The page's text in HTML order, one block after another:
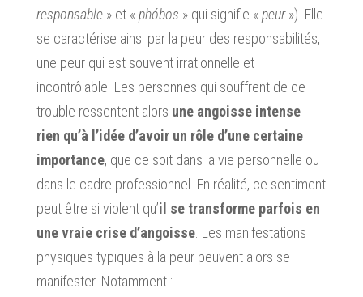
responsable» et « phóbos » qui signifie « peur»). Elle
se caractérise ainsi par la peur des responsabilités,
une peur qui est souvent irrationnelle et
incontrôlable. Les personnes qui souffrent de ce
trouble ressentent alors une angoisse intense
rien qu’à l’idée d’avoir un rôle d’une certaine
importance, que ce soit dans la vie personnelle ou
dans le cadre professionnel. En réalité, ce sentiment
peut être si violent qu’il se transforme parfois en
une vraie crise d’angoisse. Les manifestations
physiques typiques à la peur peuvent alors se
manifester. Notamment :